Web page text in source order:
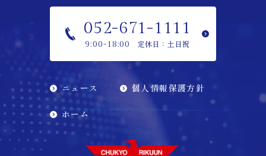
052-671-1111
9:00-18:00 定休日：土日祝
ニュース 個人情報保護方針
ホーム